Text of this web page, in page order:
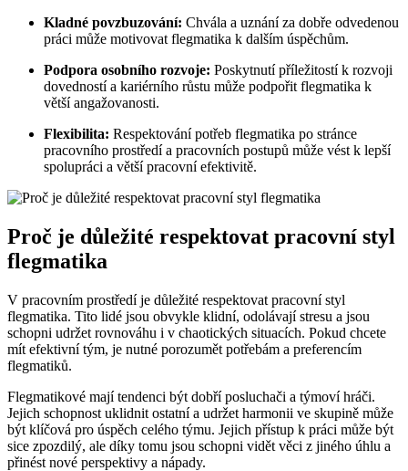
Kladné povzbuzování: Chvála a uznání za dobře odvedenou
práci může motivovat flegmatika k dalším úspěchům.
Podpora osobního rozvoje: Poskytnutí příležitostí k rozvoji
dovedností a kariérního růstu může podpořit flegmatika k
větší angažovanosti.
Flexibilita: Respektování potřeb flegmatika po stránce
pracovního prostředí a pracovních postupů může vést k lepší
spolupráci a větší pracovní efektivitě.
Proč je důležité respektovat pracovní styl
flegmatika
V pracovním prostředí je důležité respektovat pracovní styl
flegmatika. Tito lidé jsou obvykle klidní, odolávají stresu a jsou
schopni udržet rovnováhu i v chaotických situacích. Pokud chcete
mít efektivní tým, je nutné porozumět potřebám a preferencím
flegmatiků.
Flegmatikové mají tendenci být dobří posluchači a týmoví hráči.
Jejich schopnost uklidnit ostatní a udržet harmonii ve skupině může
být klíčová pro úspěch celého týmu. Jejich přístup k práci může být
sice zpozdilý, ale díky tomu jsou schopni vidět věci z jiného úhlu a
přinést nové perspektivy a nápady.